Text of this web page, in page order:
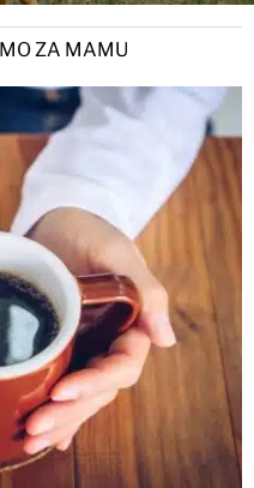
ZA MAMU